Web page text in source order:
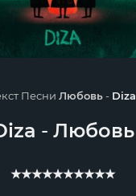
Песни Любовь- Diza
- Любовь
★★★★★★★★★★